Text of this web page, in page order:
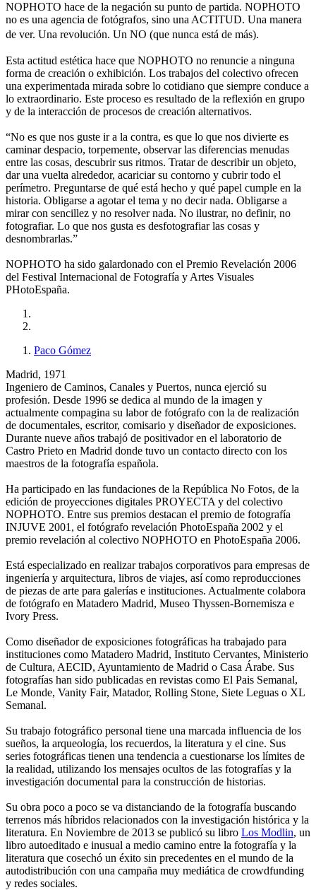
NOPHOTO hace de la negación su punto de partida. NOPHOTO
no es una agencia de fotógrafos, sino una ACTITUD. Una manera
de ver. Una revolución. Un NO (que nunca está de más).
Esta actitud estética hace que NOPHOTO no renuncie a ninguna
forma de creación o exhibición. Los trabajos del colectivo ofrecen
una experimentada mirada sobre lo cotidiano que siempre conduce a
lo extraordinario. Este proceso es resultado de la reflexión en grupo
y de la interacción de procesos de creación alternativos.
“No es que nos guste ir a la contra, es que lo que nos divierte es
caminar despacio, torpemente, observar las diferencias menudas
entre las cosas, descubrir sus ritmos. Tratar de describir un objeto,
dar una vuelta alrededor, acariciar su contorno y cubrir todo el
perímetro. Preguntarse de qué está hecho y qué papel cumple en la
historia. Obligarse a agotar el tema y no decir nada. Obligarse a
mirar con sencillez y no resolver nada. No ilustrar, no definir, no
fotografiar. Lo que nos gusta es desfotografiar las cosas y
desnombrarlas.”
NOPHOTO ha sido galardonado con el Premio Revelación 2006
del Festival Internacional de Fotografía y Artes Visuales
PHotoEspaña.
Paco Gómez
Madrid, 1971
Ingeniero de Caminos, Canales y Puertos, nunca ejerció su
profesión. Desde 1996 se dedica al mundo de la imagen y
actualmente compagina su labor de fotógrafo con la de realización
de documentales, escritor, comisario y diseñador de exposiciones.
Durante nueve años trabajó de positivador en el laboratorio de
Castro Prieto en Madrid donde tuvo un contacto directo con los
maestros de la fotografía española.
Ha participado en las fundaciones de la República No Fotos, de la
edición de proyecciones digitales PROYECTA y del colectivo
NOPHOTO. Entre sus premios destacan el premio de fotografía
INJUVE 2001, el fotógrafo revelación PhotoEspaña 2002 y el
premio revelación al colectivo NOPHOTO en PhotoEspaña 2006.
Está especializado en realizar trabajos corporativos para empresas de
ingeniería y arquitectura, libros de viajes, así como reproducciones
de piezas de arte para galerías e instituciones. Actualmente colabora
de fotógrafo en Matadero Madrid, Museo Thyssen-Bornemisza e
Ivory Press.
Como diseñador de exposiciones fotográficas ha trabajado para
instituciones como Matadero Madrid, Instituto Cervantes, Ministerio
de Cultura, AECID, Ayuntamiento de Madrid o Casa Árabe. Sus
fotografías han sido publicadas en revistas como El Pais Semanal,
Le Monde, Vanity Fair, Matador, Rolling Stone, Siete Leguas o XL
Semanal.
Su trabajo fotográfico personal tiene una marcada influencia de los
sueños, la arqueología, los recuerdos, la literatura y el cine. Sus
series fotográficas tienen una tendencia a cuestionarse los límites de
la realidad, utilizando los mensajes ocultos de las fotografías y la
investigación documental para la construcción de historias.
Su obra poco a poco se va distanciando de la fotografía buscando
terrenos más híbridos relacionados con la investigación histórica y la
literatura. En Noviembre de 2013 se publicó su libro Los Modlin, un
libro autoeditado e inusual a medio camino entre la fotografía y la
literatura que cosechó un éxito sin precedentes en el mundo de la
autodistribución con una campaña muy mediática de crowdfunding
y redes sociales.